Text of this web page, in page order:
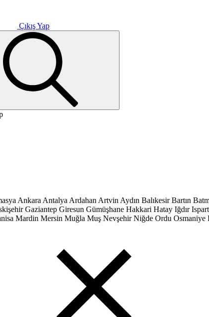
Çıkış Yap
Ankara Antalya Ardahan Artvin Aydın Balıkesir Bartın
Gaziantep Giresun Gümüşhane Hakkari Hatay Iğdır
Mardin Mersin Muğla Muş Nevşehir Niğde Ordu Osmaniye